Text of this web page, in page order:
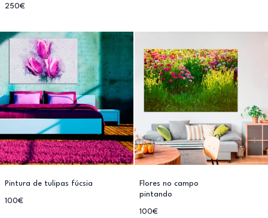
250€
Pintura de tulipas fúcsia
100€
Flores no campo
pintando
100€